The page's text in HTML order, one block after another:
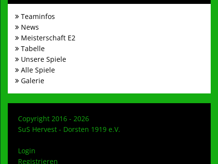
Teaminfos
News
Meisterschaft E2
Tabelle
Unsere Spiele
Alle Spiele
Galerie
Copyright 2016 - 2026
SuS Hervest - Dorsten 1919 e.V.
Login
Registrieren